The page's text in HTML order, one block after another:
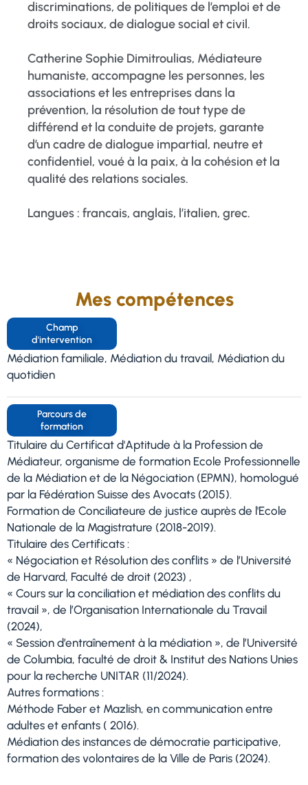
discriminations, de politiques de l’emploi et de
droits sociaux, de dialogue social et civil.
Catherine Sophie Dimitroulias, Médiateure
humaniste, accompagne les personnes, les
associations et les entreprises dans la
prévention, la résolution de tout type de
différend et la conduite de projets, garante
d’un cadre de dialogue impartial, neutre et
confidentiel, voué à la paix, à la cohésion et la
qualité des relations sociales.
Langues : francais, anglais, l’italien, grec.
Mes compétences
Champ
d'intervention
Médiation familiale, Médiation du travail, Médiation du
quotidien
Parcours de
formation
Titulaire du Certificat d'Aptitude à la Profession de
Médiateur, organisme de formation Ecole Professionnelle
de la Médiation et de la Négociation (EPMN), homologué
par la Fédération Suisse des Avocats (2015).
Formation de Conciliateure de justice auprès de l'Ecole
Nationale de la Magistrature (2018-2019).
Titulaire des Certificats :
« Négociation et Résolution des conflits » de l’Université
de Harvard, Faculté de droit (2023) ,
« Cours sur la conciliation et médiation des conflits du
travail », de l’Organisation Internationale du Travail
(2024),
« Session d’entraînement à la médiation », de l’Université
de Columbia, faculté de droit & Institut des Nations Unies
pour la recherche UNITAR (11/2024).
Autres formations :
Méthode Faber et Mazlish, en communication entre
adultes et enfants ( 2016).
Médiation des instances de démocratie participative,
formation des volontaires de la Ville de Paris (2024).